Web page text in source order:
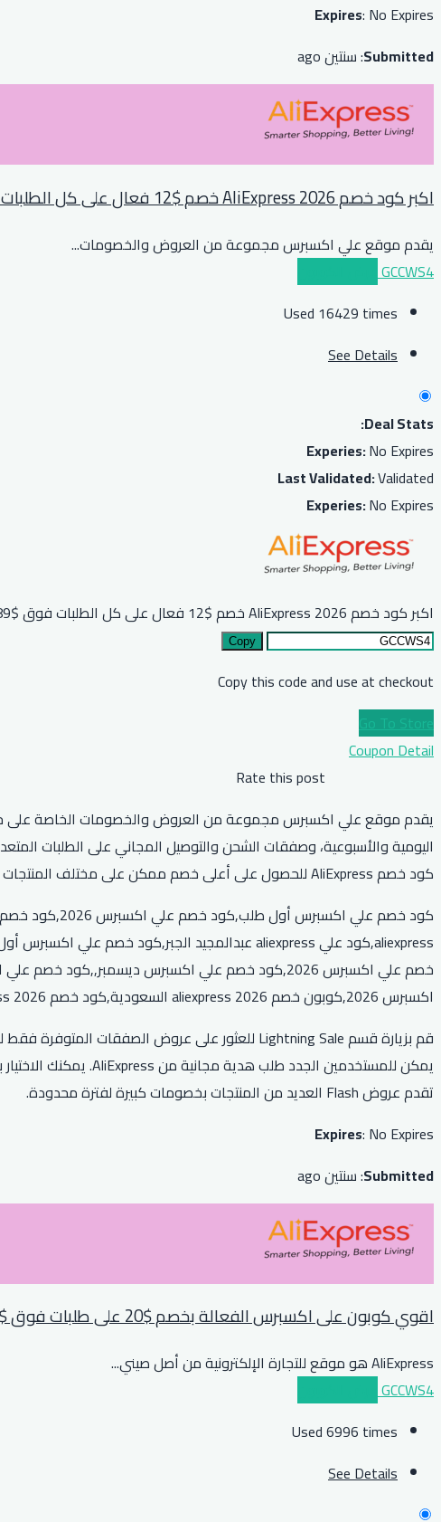
Expires: No Expires
Submitted: سنتين ago
اكبر كود خصم AliExpress 2026 خصم $12 فعال على كل الطلبات فوق $89 او مايعادلها بعملة بلدك
يقدم موقع علي اكسبرس مجموعة من العروض والخصومات...
GCCWS4
Used 16429 times
See Details
Deal Stats:
Experies:No Expires
Last Validated:Validated
Experies:No Expires
اكبر كود خصم AliExpress 2026 خصم $12 فعال على كل الطلبات فوق $89 او مايعادلها بعملة بلدك
Copy
Copy this code and use at checkout
Go To Store
Coupon Detail
Rate this post
كود خصم AliExpress للحصول على أعلى خصم ممكن على مختلف المنتجات المتوفرة في المتجر.
اكسبرس 2026,كوبون خصم aliexpress 2026 السعودية,كود خصم aliexpress 2026,متى تبدأ تخفيضات علي اكسبرس
تقدم عروض Flash العديد من المنتجات بخصومات كبيرة لفترة محدودة.
Expires: No Expires
Submitted: سنتين ago
اقوي كوبون على اكسبرس الفعالة بخصم $20 على طلبات فوق $139 او مايعادلها بعملة بلدك
AliExpress هو موقع للتجارة الإلكترونية من أصل صيني
...
GCCWS4
Used 6996 times
See Details